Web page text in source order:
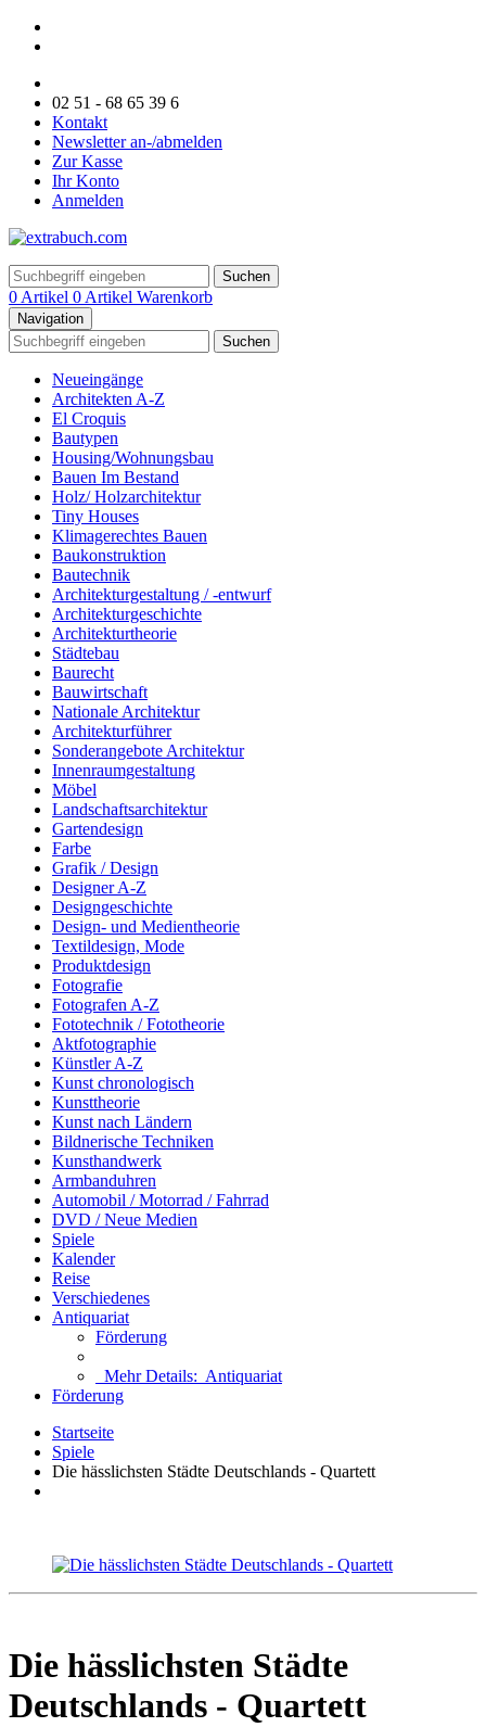
02 51 - 68 65 39 6
Kontakt
Newsletter an-/abmelden
Zur Kasse
Ihr Konto
Anmelden
Suchen
0 Artikel 0 Artikel Warenkorb
Navigation
Suchen
Neueingänge
Architekten A-Z
El Croquis
Bautypen
Housing/Wohnungsbau
Bauen Im Bestand
Holz/ Holzarchitektur
Tiny Houses
Klimagerechtes Bauen
Baukonstruktion
Bautechnik
Architekturgestaltung / -entwurf
Architekturgeschichte
Architekturtheorie
Städtebau
Baurecht
Bauwirtschaft
Nationale Architektur
Architekturführer
Sonderangebote Architektur
Innenraumgestaltung
Möbel
Landschaftsarchitektur
Gartendesign
Farbe
Grafik / Design
Designer A-Z
Designgeschichte
Design- und Medientheorie
Textildesign, Mode
Produktdesign
Fotografie
Fotografen A-Z
Fototechnik / Fototheorie
Aktfotographie
Künstler A-Z
Kunst chronologisch
Kunsttheorie
Kunst nach Ländern
Bildnerische Techniken
Kunsthandwerk
Armbanduhren
Automobil / Motorrad / Fahrrad
DVD / Neue Medien
Spiele
Kalender
Reise
Verschiedenes
Antiquariat
Förderung
Mehr Details: Antiquariat
Förderung
Startseite
Spiele
Die hässlichsten Städte Deutschlands - Quartett
Die hässlichsten Städte
Deutschlands - Quartett